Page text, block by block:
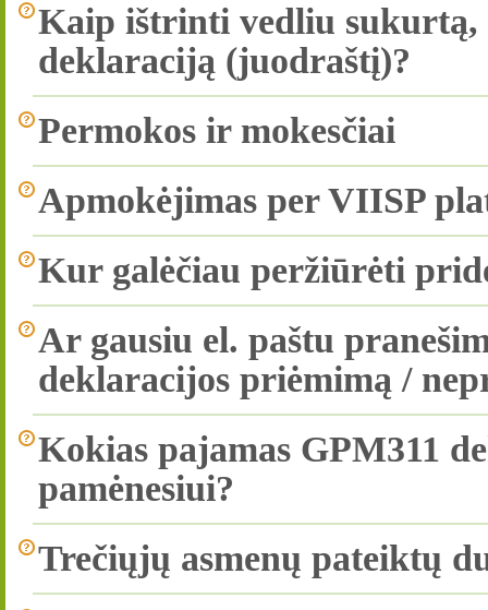
Kaip ištrinti vedliu sukurtą,
deklaraciją (juodraštį)?
Permokos ir mokesčiai
Apmokėjimas per VIISP
Kur galėčiau peržiūrėti
Ar gausiu el. paštu
deklaracijos priėmimą /
Kokias pajamas GPM311
pamėnesiui?
Trečiųjų asmenų pateiktų